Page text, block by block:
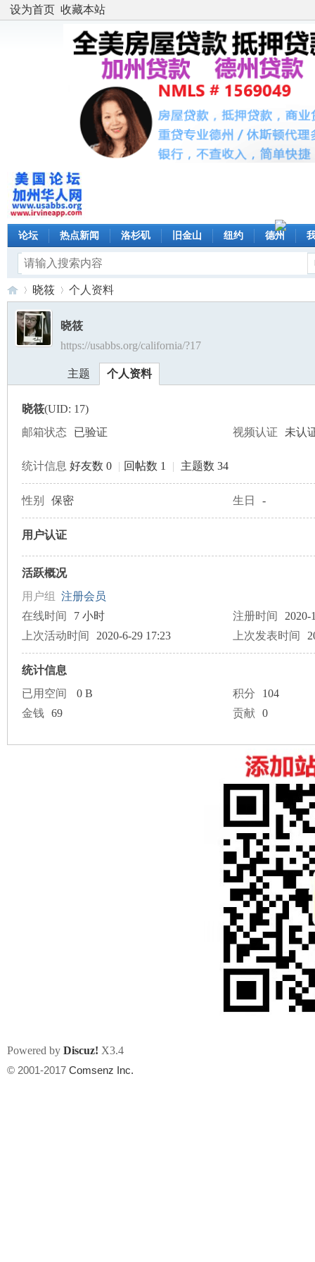
设为首页 收藏本站
论坛 热点新闻 洛杉矶 旧金山 纽约 德州
美
州
›
晓筱 个人资料
晓筱
https://usabbs.org/california/?17
主题 个人资料
晓筱(UID: 17)
邮箱状态
已验证 视频认证 未认
统计信息 好友数 0 | 回帖数 1 | 主题数 34
性别 保密 生日 -
用户认证
活跃概况
用户组 注册会员
在线时间
7 小时 注册时间
2020-
上次活动时间
2020-6-29 17:23 上次发表时间
统计信息
已用空间
0 B 积分
104
金钱
69 贡献 0
Powered by Discuz! X3.4
© 2001-2017 Comsenz Inc.